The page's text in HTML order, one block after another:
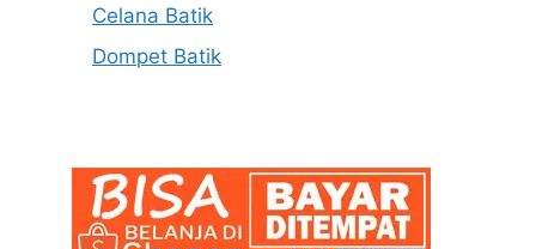
Celana Batik
Dompet Batik